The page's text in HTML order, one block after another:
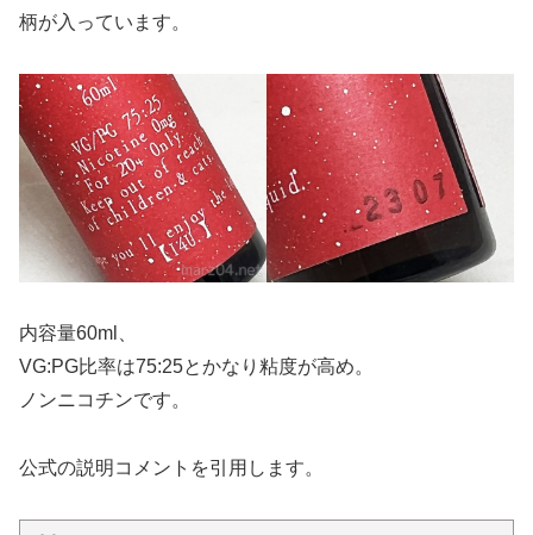
柄が入っています。
内容量60ml、
VG:PG比率は75:25とかなり粘度が高め。
ノンニコチンです。
公式の説明コメントを引用します。